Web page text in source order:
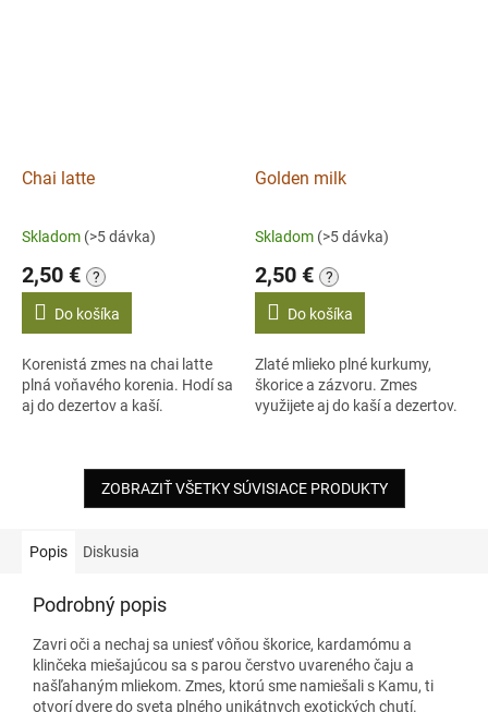
Chai latte
Skladom (>5 dávka)
2,50 € ?
Do košíka
Korenistá zmes na chai latte
plná voňavého korenia. Hodí sa
aj do dezertov a kaší.
Golden milk
Skladom (>5 dávka)
2,50 € ?
Do košíka
Zlaté mlieko plné kurkumy,
škorice a zázvoru. Zmes
využijete aj do kaší a dezertov.
ZOBRAZIŤ VŠETKY SÚVISIACE PRODUKTY
Popis Diskusia
Podrobný popis
Zavri oči a nechaj sa uniesť vôňou škorice, kardamómu a
klinčeka miešajúcou sa s parou čerstvo uvareného čaju a
našľahaným mliekom. Zmes, ktorú sme namiešali s Kamu, ti
otvorí dvere do sveta plného unikátnych exotických chutí.